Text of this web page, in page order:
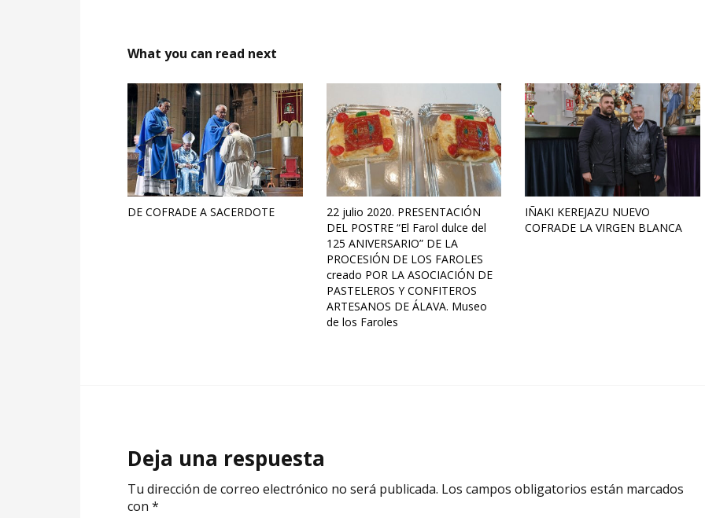
What you can read next
DE COFRADE A SACERDOTE
22 julio 2020. PRESENTACIÓN
DEL POSTRE “El Farol dulce del
125 ANIVERSARIO” DE LA
PROCESIÓN DE LOS FAROLES
creado POR LA ASOCIACIÓN DE
PASTELEROS Y CONFITEROS
ARTESANOS DE ÁLAVA. Museo
de los Faroles
IÑAKI KEREJAZU NUEVO
COFRADE LA VIRGEN BLANCA
Deja una respuesta
Tu dirección de correo electrónico no será publicada. Los campos obligatorios están marcados
con *